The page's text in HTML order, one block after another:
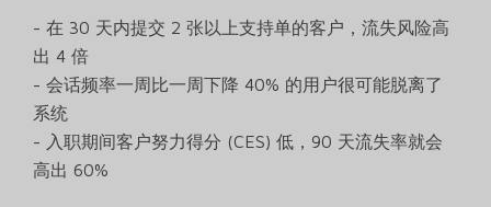
- 在 30 天内提交 2 张以上支持单的客户，流失风险高
出 4 倍
- 会话频率一周比一周下降 40% 的用户很可能脱离了
系统
- 入职期间客户努力得分 (CES) 低，90 天流失率就会
高出 60%